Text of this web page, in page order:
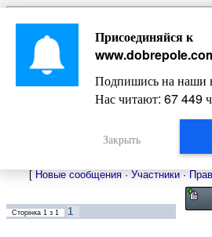
Главная
Новости
Довідкова
Фото
Оголошення
Видео
Жизнь Добропольского края
[ Новые сообщения · Участники ·
Сторінка 1 з 1 1
Присоединяйся к
Подпишись на наши
Нас читают: 67 449
Закрыть